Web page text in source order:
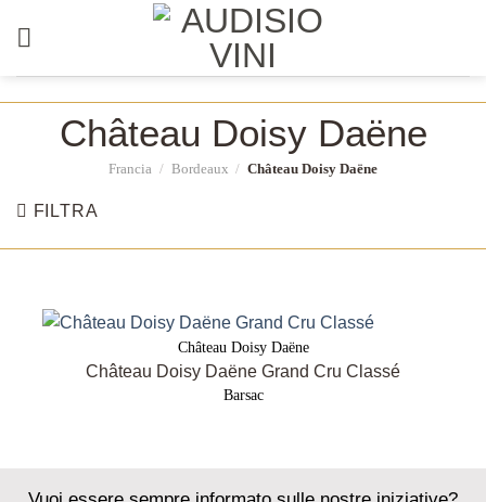
Château Doisy Daëne
Francia / Bordeaux / Château Doisy Daëne
FILTRA
Château Doisy Daëne
Château Doisy Daëne Grand Cru Classé
Barsac